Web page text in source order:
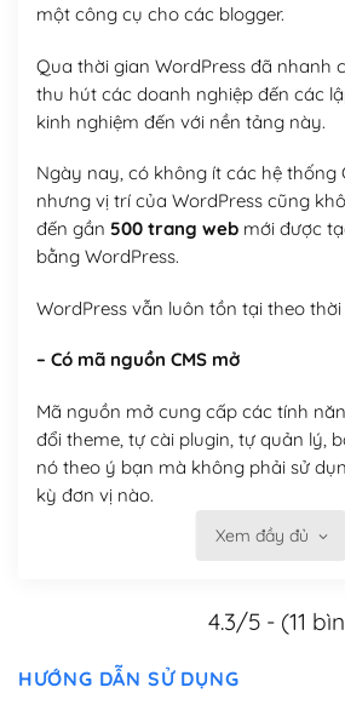
một công cụ cho các blogger.
Qua thời gian WordPress đã nhanh
thu hút các doanh nghiệp đến các
kinh nghiệm đến với nền tảng này.
Ngày nay, có không ít các hệ thống
nhưng vị trí của WordPress cũng
đến gần 500 trang webmới được
bằng WordPress.
WordPress vẫn luôn tồn tại theo thời
– Có mã nguồn CMS mở
Mã nguồn mở cung cấp các tính
đổi theme, tự cài plugin, tự quản lý,
nó theo ý bạn mà không phải sử
kỳ đơn vị nào.
Việc của bạn là đăng ký một tên
Có thể tùy biến trên website
– Thân thiện với công cụ tìm kiếm
Xem đầy đủ
4.3/5 - (11
HƯỚNG DẪN SỬ DỤNG